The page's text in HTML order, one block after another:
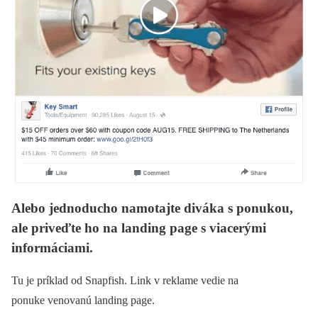
Alebo jednoducho namotajte diváka s ponukou,
ale priveďte ho na landing page s viacerými
informáciami.
Tu je príklad od Snapfish. Link v reklame vedie na
ponuke venovanú landing page.